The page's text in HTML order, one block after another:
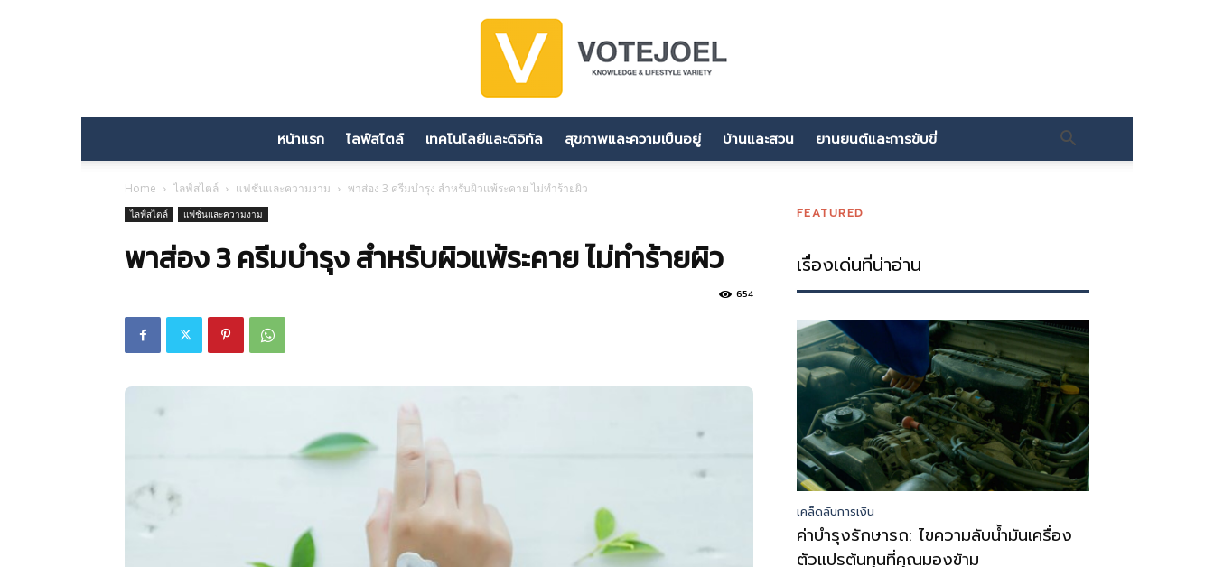
หน้าแรก ไลฟ์สไตล์ เทคโนโลยีและดิจิทัล สุขภาพและความเป็นอยู่ บ้านและสวน ยานยนต์และการขับขี่
Home ไลฟ์สไตล์ แฟชั่นและความงาม พาส่อง 3 ครีมบำรุง สำหรับผิวแพ้ระคาย ไม่ทำร้ายผิว
ไลฟ์สไตล์ แฟชั่นและความงาม
พาส่อง 3 ครีมบำรุง สำหรับผิวแพ้ระคาย ไม่ทำร้ายผิว
654
FEATURED
เรื่องเด่นที่น่าอ่าน
เคล็ดลับการเงิน
ค่าบำรุงรักษารถ: ไขความลับน้ำมันเครื่อง
ตัวแปรต้นทุนที่คุณมองข้าม